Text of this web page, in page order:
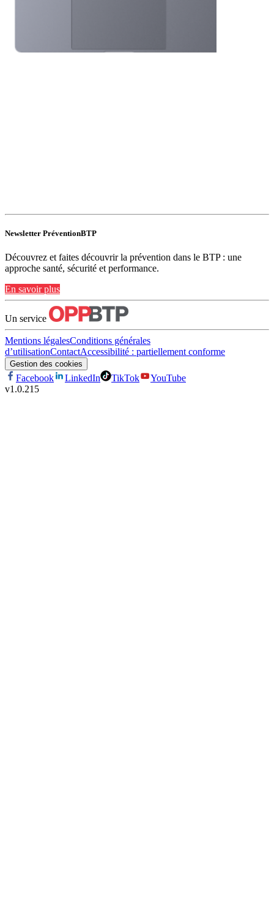
Newsletter PréventionBTP
Découvrez et faites découvrir la prévention dans le BTP : une
approche santé, sécurité et performance.
En savoir plus
Un service
Mentions légalesConditions générales
d’utilisationContactAccessibilité : partiellement conforme
Gestion des cookies
Facebook LinkedIn TikTok
YouTube
v1.0.215